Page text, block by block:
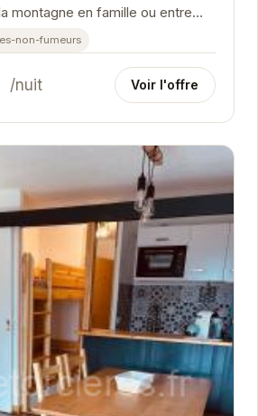
montagne en famille ou entre
privilégié à...
non-fumeurs
/nuit Voir l'offre